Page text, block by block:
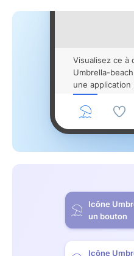
Visualisez ce à
Umbrella-
une application
Icône
un bouton
Icône